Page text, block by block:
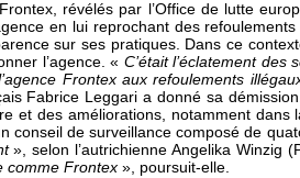
révélés par l’Office de lutte
en lui reprochant des
sur ses pratiques. Dans ce
l’agence. « C’était l’éclatement des
Frontex aux refoulements
Fabrice Leggari a donné sa
et des améliorations, notamment dans
conseil de surveillance composé de
», selon l’autrichienne Angelika Winzig
comme Frontex », poursuit-elle.